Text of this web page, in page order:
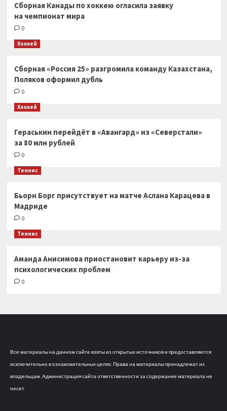
Сборная Канады по хоккею огласила заявку
на чемпионат мира
0
Хоккей
Сборная «Россия 25» разгромила команду Казахстана,
Поляков оформил дубль
0
Хоккей
Гераськин перейдёт в «Авангард» из «Северстали»
за 80 млн рублей
0
Теннис
Бьорн Борг присутствует на матче Аслана Карацева в
Мадриде
0
Теннис
Аманда Анисимова приостановит карьеру из-за
психологических проблем
0
Все материалы на данном сайте взяты из открытых источников и предоставляются
исключительно в ознакомительных целях. Права на материалы принадлежат их
владельцам. Администрация сайта ответственности за содержание материала не
несет.